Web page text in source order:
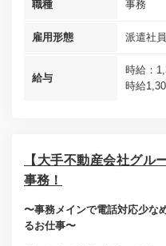
職種 事務
雇用形態 派遣社員
給与
時給：
時給
【大手不動産会社グル
事務！
〜事務メインで電話対応少な
るお仕事〜